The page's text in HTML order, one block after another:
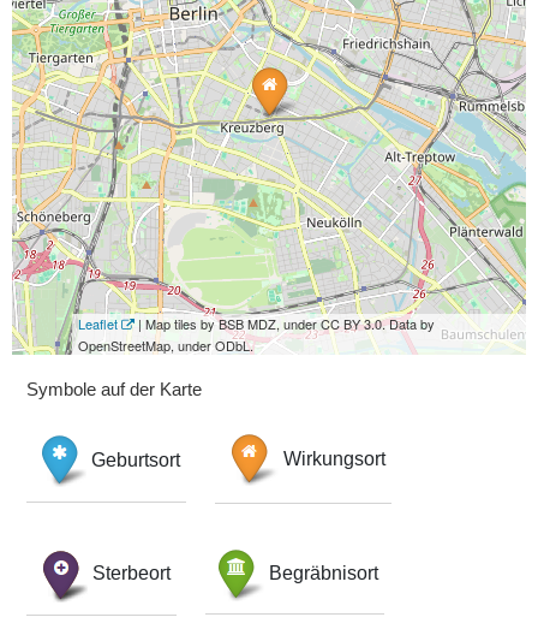
Leaflet
| Map tiles by BSB MDZ, under CC BY 3.0. Data by
OpenStreetMap, under ODbL.
Symbole auf der Karte
Geburtsort Wirkungsort
Sterbeort Begräbnisort